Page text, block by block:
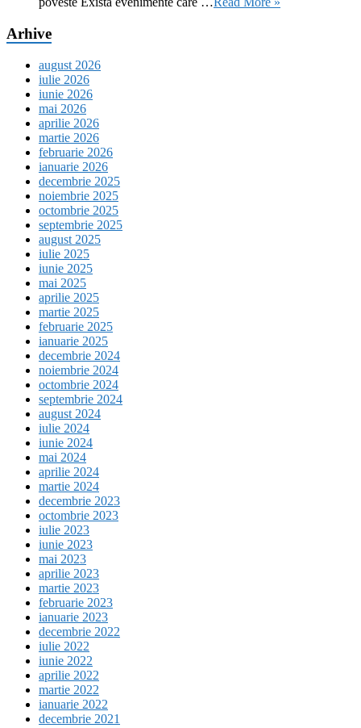
Arhive
august 2026
iulie 2026
iunie 2026
mai 2026
aprilie 2026
martie 2026
februarie 2026
ianuarie 2026
decembrie 2025
noiembrie 2025
octombrie 2025
septembrie 2025
august 2025
iulie 2025
iunie 2025
mai 2025
aprilie 2025
martie 2025
februarie 2025
ianuarie 2025
decembrie 2024
noiembrie 2024
octombrie 2024
septembrie 2024
august 2024
iulie 2024
iunie 2024
mai 2024
aprilie 2024
martie 2024
decembrie 2023
octombrie 2023
iulie 2023
iunie 2023
mai 2023
aprilie 2023
martie 2023
februarie 2023
ianuarie 2023
decembrie 2022
iulie 2022
iunie 2022
aprilie 2022
martie 2022
ianuarie 2022
decembrie 2021